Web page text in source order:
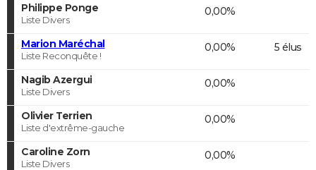
Philippe Ponge
Liste Divers
0,00%
Marion Maréchal
Liste Reconquête !
0,00% 5 élus
Nagib Azergui
Liste Divers
0,00%
Olivier Terrien
Liste d'extrême-gauche
0,00%
Caroline Zorn
Liste Divers
0,00%